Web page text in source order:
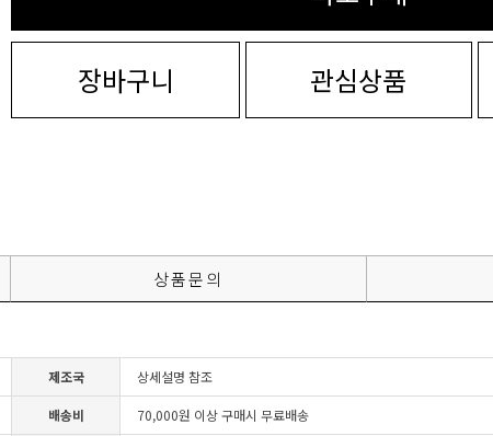
장바구니 관심상품
상품문의
제조국 상세설명 참조
배송비 70,000원 이상 구매시 무료배송